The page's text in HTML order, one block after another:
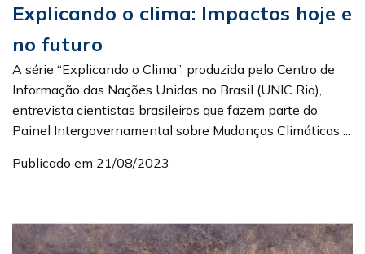
Explicando o clima: Impactos hoje e
no futuro
A série “Explicando o Clima”, produzida pelo Centro de
Informação das Nações Unidas no Brasil (UNIC Rio),
entrevista cientistas brasileiros que fazem parte do
Painel Intergovernamental sobre Mudanças Climáticas ...
Publicado em 21/08/2023